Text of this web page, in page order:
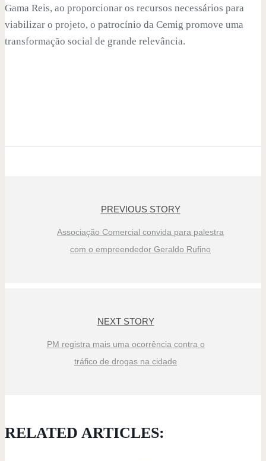
Gama Reis, ao proporcionar os recursos necessários para
viabilizar o projeto, o patrocínio da Cemig promove uma
transformação social de grande relevância.
PREVIOUS STORY
Associação Comercial convida para palestra
com o empreendedor Geraldo Rufino
NEXT STORY
PM registra mais uma ocorrência contra o
tráfico de drogas na cidade
RELATED ARTICLES: